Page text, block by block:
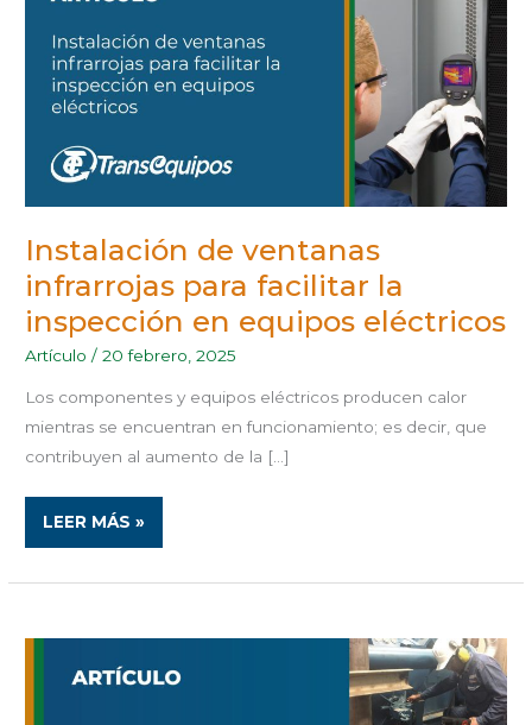
Instalación de ventanas
infrarrojas para facilitar la
inspección en equipos eléctricos
Artículo /20 febrero, 2025
Los componentes y equipos eléctricos producen calor
mientras se encuentran en funcionamiento; es decir, que
contribuyen al aumento de la […]
INFRARROJAS
FACILITAR
LA
INSPECCIÓN
EN
EQUIPOS
ELÉCTRICOS
LEER MÁS »
LAS
MECÁNICAS